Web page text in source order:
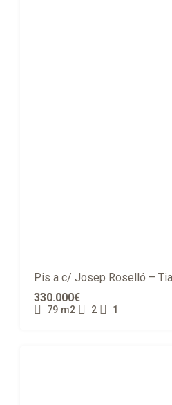
Pis a c/ Josep Roselló –
330.000€
79 m2 2 1